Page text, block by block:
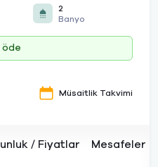
2
Banyo
öde
Müsaitlik Takvimi
/ Fiyatlar Mesafeler